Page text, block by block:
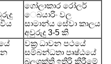
විය
ගෝලාකාර රෝලර්
ෙබයාරිං වල
සාමාන්ය සේවා කාලය
අවුරුදු 3-5 කි
වක්‍ර ධාවන පථයේ
සම්බන්ධතා පෘෂ්ඨයේ
බලශක්ති ඉතිරි කිරීමේ